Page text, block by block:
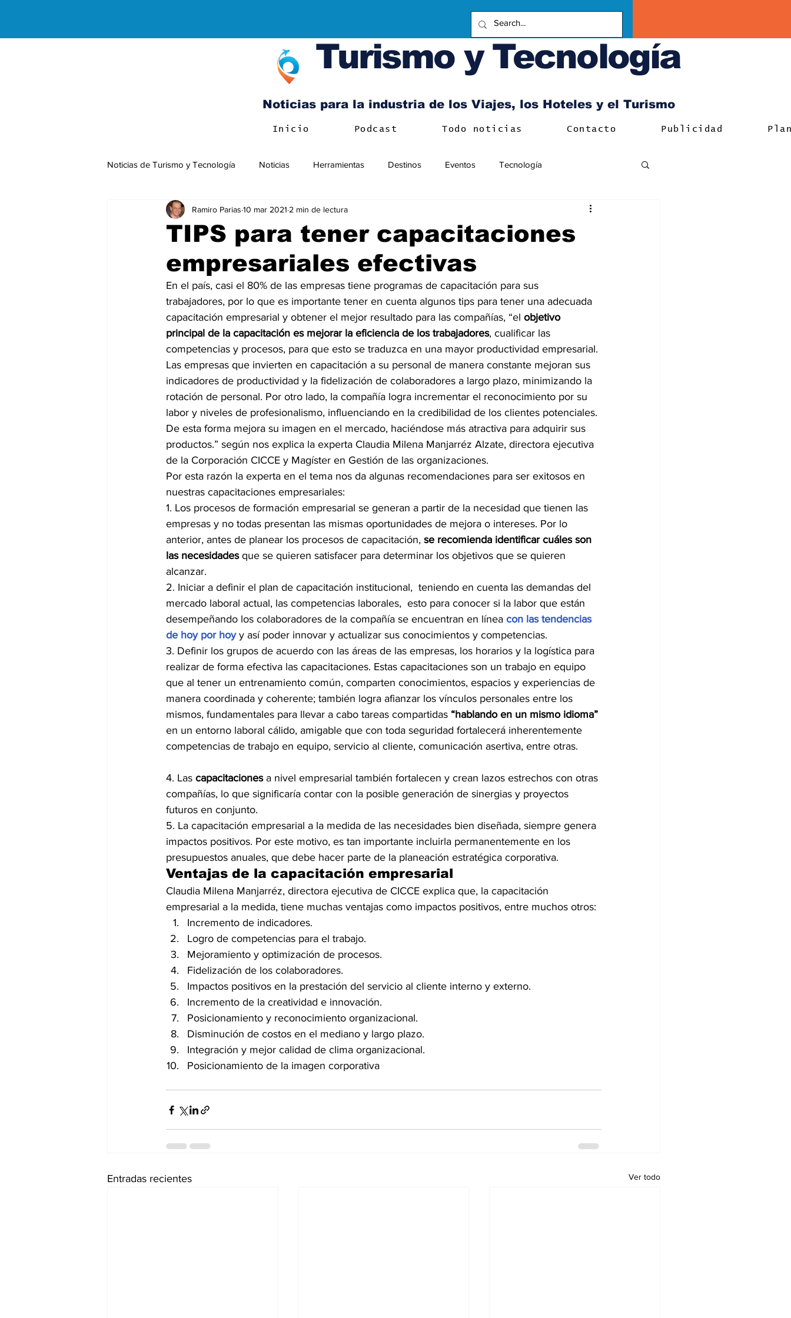
Turismo y Tecnología
Noticias para la industria de los Viajes, los Hoteles y el Turismo
Inicio Podcast Todo noticias Contacto Publicidad
Noticias de Turismo y Tecnología Noticias Herramientas Destinos Eventos Tecnología
Negocios Internacionales
TIPS para tener capacitaciones
empresariales efectivas
Ramiro Parias 10 mar 2021 2 min de lectura
En el país, casi el 80% de las empresas tiene programas de capacitación para sus
trabajadores, por lo que es importante tener en cuenta algunos tips para tener una adecuada
capacitación empresarial y obtener el mejor resultado para las compañías, “el objetivo
principal de la capacitación es mejorar la eficiencia de los trabajadores, cualificar las
competencias y procesos, para que esto se traduzca en una mayor productividad empresarial.
Las empresas que invierten en capacitación a su personal de manera constante mejoran sus
indicadores de productividad y la fidelización de colaboradores a largo plazo, minimizando la
rotación de personal. Por otro lado, la compañía logra incrementar el reconocimiento por su
labor y niveles de profesionalismo, influenciando en la credibilidad de los clientes potenciales.
De esta forma mejora su imagen en el mercado, haciéndose más atractiva para adquirir sus
productos.” según nos explica la experta Claudia Milena Manjarréz Alzate, directora ejecutiva
de la Corporación CICCE y Magíster en Gestión de las organizaciones.
Por esta razón la experta en el tema nos da algunas recomendaciones para ser exitosos en
nuestras capacitaciones empresariales:
1. Los procesos de formación empresarial se generan a partir de la necesidad que tienen las
empresas y no todas presentan las mismas oportunidades de mejora o intereses. Por lo
anterior, antes de planear los procesos de capacitación, se recomienda identificar cuáles son
las necesidades que se quieren satisfacer para determinar los objetivos que se quieren
alcanzar.
2. Iniciar a definir el plan de capacitación institucional,  teniendo en cuenta las demandas del
mercado laboral actual, las competencias laborales,  esto para conocer si la labor que están
desempeñando los colaboradores de la compañía se encuentran en línea con las tendencias
de hoy por hoy y así poder innovar y actualizar sus conocimientos y competencias.
3. Definir los grupos de acuerdo con las áreas de las empresas, los horarios y la logística para
realizar de forma efectiva las capacitaciones. Estas capacitaciones son un trabajo en equipo
que al tener un entrenamiento común, comparten conocimientos, espacios y experiencias de
manera coordinada y coherente; también logra afianzar los vínculos personales entre los
mismos, fundamentales para llevar a cabo tareas compartidas “hablando en un mismo idioma”
en un entorno laboral cálido, amigable que con toda seguridad fortalecerá inherentemente
competencias de trabajo en equipo, servicio al cliente, comunicación asertiva, entre otras.
4. Las capacitaciones a nivel empresarial también fortalecen y crean lazos estrechos con otras
compañías, lo que significaría contar con la posible generación de sinergias y proyectos
futuros en conjunto.
5. La capacitación empresarial a la medida de las necesidades bien diseñada, siempre genera
impactos positivos. Por este motivo, es tan importante incluirla permanentemente en los
presupuestos anuales, que debe hacer parte de la planeación estratégica corporativa.
Ventajas de la capacitación empresarial
Claudia Milena Manjarréz, directora ejecutiva de CICCE explica que, la capacitación
empresarial a la medida, tiene muchas ventajas como impactos positivos, entre muchos otros:
Incremento de indicadores.
Logro de competencias para el trabajo.
Mejoramiento y optimización de procesos.
Fidelización de los colaboradores.
Impactos positivos en la prestación del servicio al cliente interno y externo.
Incremento de la creatividad e innovación.
Posicionamiento y reconocimiento organizacional.
Disminución de costos en el mediano y largo plazo.
Integración y mejor calidad de clima organizacional.
Posicionamiento de la imagen corporativa
Entradas recientes Ver todo